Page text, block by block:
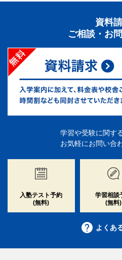
資料
ご相談・お
学習や受験に関す
お気軽にお問い合
入塾テスト予約
(無料)
学習相談
(無料)
よくあ